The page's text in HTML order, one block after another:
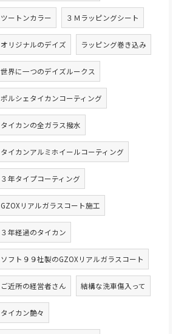
ツートンカラー ３Ｍラッピングシート
オリジナルのデイズ ラッピング巻き込み
世界に一つのデイズルークス
ポルシェタイカンコーティング
タイカンの全ガラス撥水
タイカンアルミホイールコーティング
３年タイプコーティング
GZOXリアルガラスコート施工
３年経過のタイカン
ソフト９９社製のGZOXリアルガラスコート
ご近所の経営者さん 結構な洗車傷入って
タイカン艶々